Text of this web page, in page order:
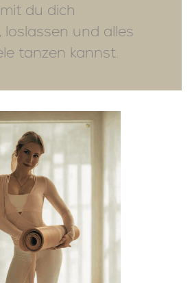
du dich
loslassen und alles
tanzen kannst.